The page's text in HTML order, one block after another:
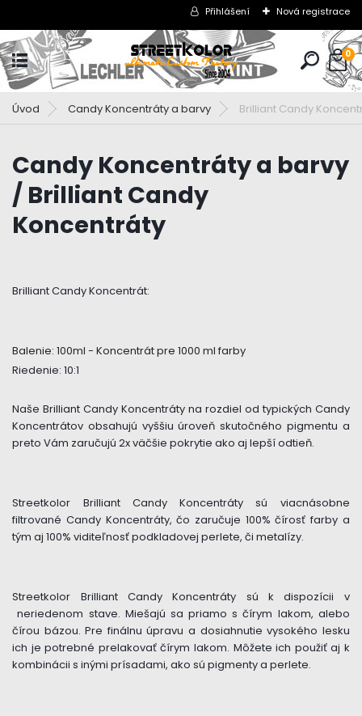
Přihlášení Nová registrace
0
Úvod Candy Koncentráty a barvy Brilliant Candy
Candy Koncentráty a barvy
/ Brilliant Candy
Koncentráty
Brilliant Candy Koncentrát:
Balenie: 100ml - Koncentrát pre 1000 ml farby
Riedenie: 10:1
Naše Brilliant Candy Koncentráty na rozdiel od typických Candy
Koncentrátov obsahujú vyššiu úroveň skutočného pigmentu a
preto Vám zaručujú 2x väčšie pokrytie ako aj lepší odtieň.
Streetkolor Brilliant Candy Koncentráty sú viacnásobne
filtrované Candy Koncentráty, čo zaručuje 100% čírosť farby a
tým aj 100% viditeľnosť podkladovej perlete, či metalízy.
Streetkolor Brilliant Candy Koncentráty sú k dispozícii v
neriedenom stave. Miešajú sa priamo s čírym lakom, alebo
čírou bázou. Pre finálnu úpravu a dosiahnutie vysokého lesku
ich je potrebné prelakovať čírym lakom. Môžete ich použiť aj k
kombinácii s inými prísadami, ako sú pigmenty a perlete.